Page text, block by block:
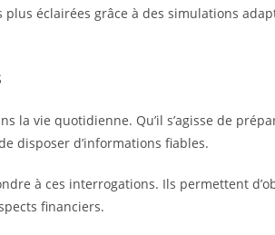
éclairées grâce à des simulations
la vie quotidienne. Qu’il s’agisse de
disposer d’informations fiables.
à ces interrogations. Ils permettent
financiers.